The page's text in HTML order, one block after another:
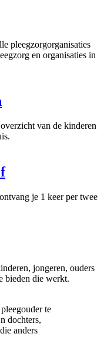
pleegzorgorganisaties
en organisaties in
van de kinderen
je 1 keer per twee
jongeren, ouders
bieden die werkt.
te
dochters,
anders